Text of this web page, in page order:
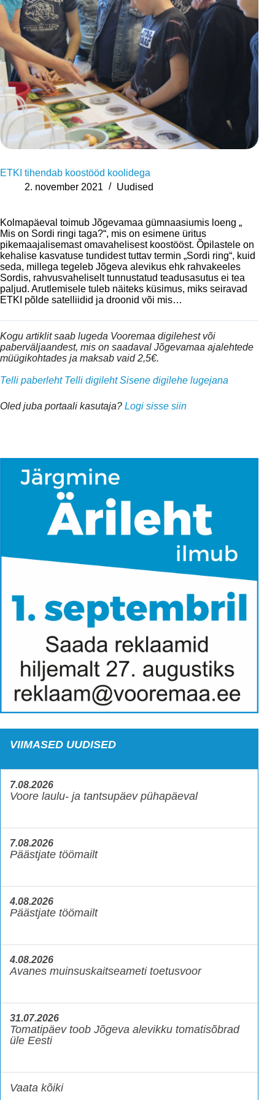
ETKI tihendab koostööd koolidega
2. november 2021
Uudised
Kolmapäeval toimub Jõgevamaa gümnaasiumis loeng „
Mis on Sordi ringi taga?“, mis on esimene üritus
pikemaajalisemast omavahelisest koostööst. Õpilastele on
kehalise kasvatuse tundidest tuttav termin „Sordi ring“, kuid
seda, millega tegeleb Jõgeva alevikus ehk rahvakeeles
Sordis, rahvusvaheliselt tunnustatud teadusasutus ei tea
paljud. Arutlemisele tuleb näiteks küsimus, miks seiravad
ETKI põlde satelliidid ja droonid või mis…
Kogu artiklit saab lugeda Vooremaa digilehest või
paberväljaandest, mis on saadaval Jõgevamaa ajalehtede
müügikohtades ja maksab vaid 2,5€.
Telli paberleht Telli digilehtSisene digilehe lugejana
Oled juba portaali kasutaja? Logi sisse siin
VIIMASED UUDISED
7.08.2026
Voore laulu- ja tantsupäev pühapäeval
7.08.2026
Päästjate töömailt
4.08.2026
Päästjate töömailt
4.08.2026
Avanes muinsuskaitseameti toetusvoor
31.07.2026
Tomatipäev toob Jõgeva alevikku tomatisõbrad
üle Eesti
Vaata kõiki